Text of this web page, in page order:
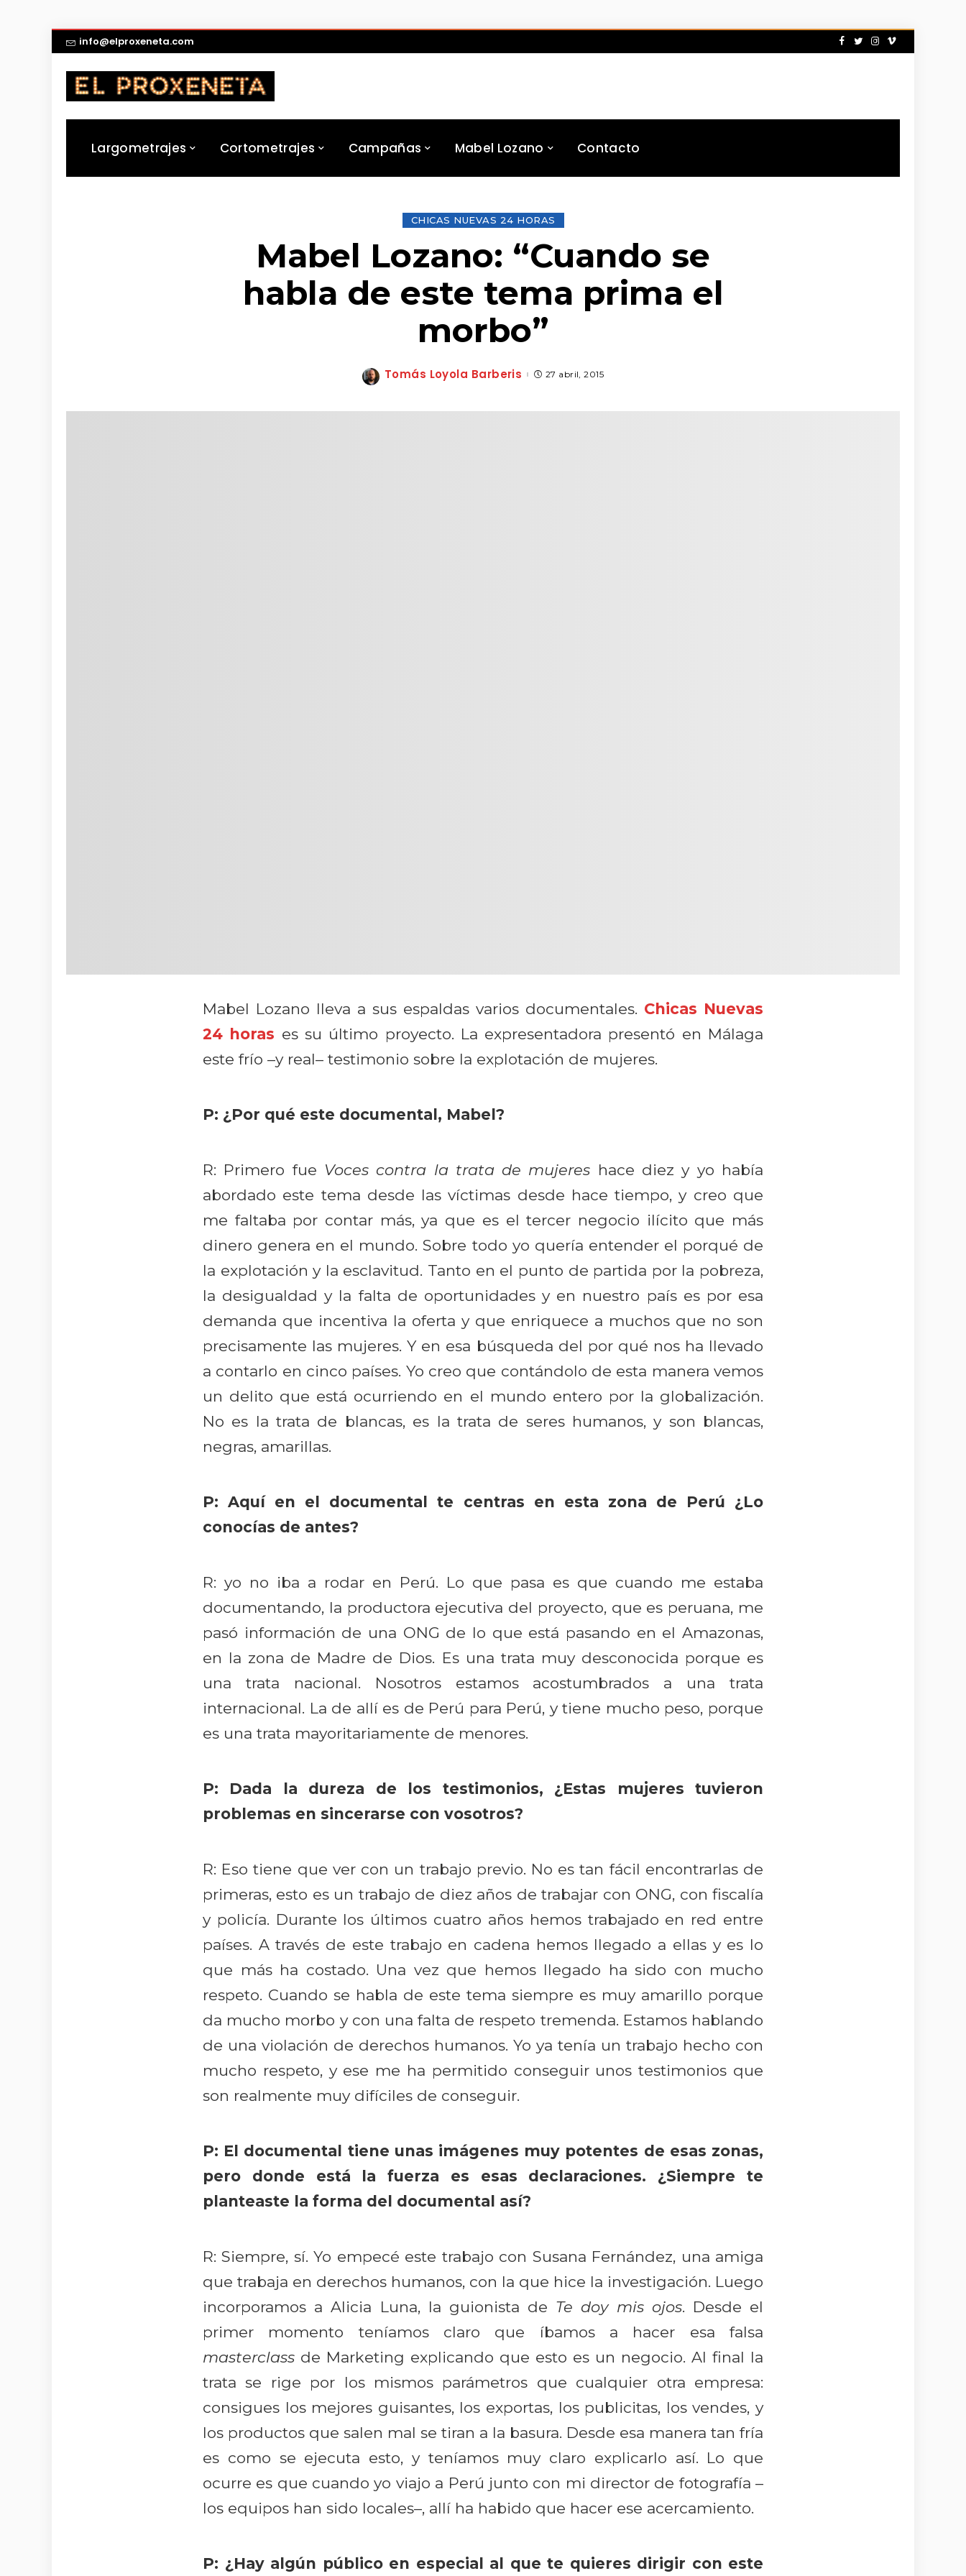
info@elproxeneta.com
Largometrajes Cortometrajes Campañas Mabel Lozano Contacto
CHICAS NUEVAS 24 HORAS
Mabel Lozano: “Cuando se
habla de este tema prima el
morbo”
Posted
Tomás Loyola Barberis 27 abril, 2015
Mabel Lozano lleva a sus espaldas varios documentales. Chicas Nuevas
24 horas es su último proyecto. La expresentadora presentó en Málaga
este frío –y real– testimonio sobre la explotación de mujeres.
P: ¿Por qué este documental, Mabel?
R: Primero fue Voces contra la trata de mujeres hace diez y yo había
abordado este tema desde las víctimas desde hace tiempo, y creo que
me faltaba por contar más, ya que es el tercer negocio ilícito que más
dinero genera en el mundo. Sobre todo yo quería entender el porqué de
la explotación y la esclavitud. Tanto en el punto de partida por la pobreza,
la desigualdad y la falta de oportunidades y en nuestro país es por esa
demanda que incentiva la oferta y que enriquece a muchos que no son
precisamente las mujeres. Y en esa búsqueda del por qué nos ha llevado
a contarlo en cinco países. Yo creo que contándolo de esta manera vemos
un delito que está ocurriendo en el mundo entero por la globalización.
No es la trata de blancas, es la trata de seres humanos, y son blancas,
negras, amarillas.
P: Aquí en el documental te centras en esta zona de Perú ¿Lo
conocías de antes?
R: yo no iba a rodar en Perú. Lo que pasa es que cuando me estaba
documentando, la productora ejecutiva del proyecto, que es peruana, me
pasó información de una ONG de lo que está pasando en el Amazonas,
en la zona de Madre de Dios. Es una trata muy desconocida porque es
una trata nacional. Nosotros estamos acostumbrados a una trata
internacional. La de allí es de Perú para Perú, y tiene mucho peso, porque
es una trata mayoritariamente de menores.
P: Dada la dureza de los testimonios, ¿Estas mujeres tuvieron
problemas en sincerarse con vosotros?
R: Eso tiene que ver con un trabajo previo. No es tan fácil encontrarlas de
primeras, esto es un trabajo de diez años de trabajar con ONG, con fiscalía
y policía. Durante los últimos cuatro años hemos trabajado en red entre
países. A través de este trabajo en cadena hemos llegado a ellas y es lo
que más ha costado. Una vez que hemos llegado ha sido con mucho
respeto. Cuando se habla de este tema siempre es muy amarillo porque
da mucho morbo y con una falta de respeto tremenda. Estamos hablando
de una violación de derechos humanos. Yo ya tenía un trabajo hecho con
mucho respeto, y ese me ha permitido conseguir unos testimonios que
son realmente muy difíciles de conseguir.
P: El documental tiene unas imágenes muy potentes de esas zonas,
pero donde está la fuerza es esas declaraciones. ¿Siempre te
planteaste la forma del documental así?
R: Siempre, sí. Yo empecé este trabajo con Susana Fernández, una amiga
que trabaja en derechos humanos, con la que hice la investigación. Luego
incorporamos a Alicia Luna, la guionista de Te doy mis ojos. Desde el
primer momento teníamos claro que íbamos a hacer esa falsa
masterclass de Marketing explicando que esto es un negocio. Al final la
trata se rige por los mismos parámetros que cualquier otra empresa:
consigues los mejores guisantes, los exportas, los publicitas, los vendes, y
los productos que salen mal se tiran a la basura. Desde esa manera tan fría
es como se ejecuta esto, y teníamos muy claro explicarlo así. Lo que
ocurre es que cuando yo viajo a Perú junto con mi director de fotografía –
los equipos han sido locales–, allí ha habido que hacer ese acercamiento.
P: ¿Hay algún público en especial al que te quieres dirigir con este